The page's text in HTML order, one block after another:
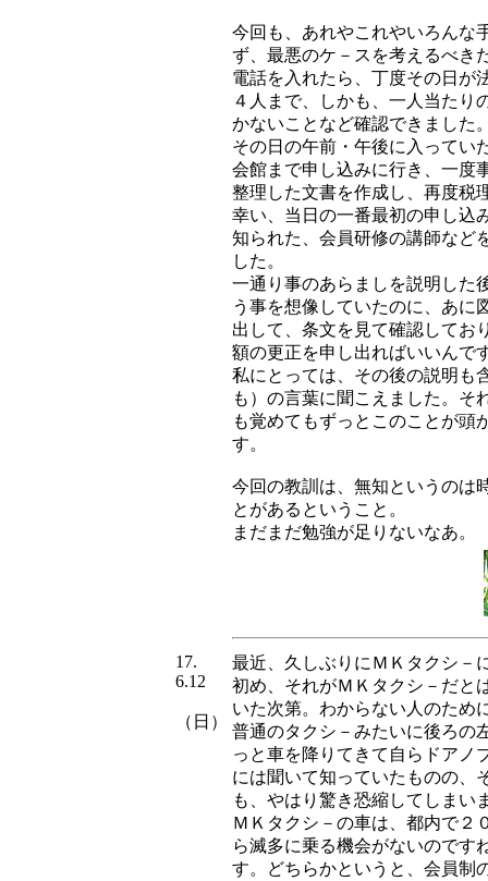
今回も、あれやこれやいろんな
ず、最悪のケ－スを考えるべき
電話を入れたら、丁度その日が
４人まで、しかも、一人当たり
かないことなど確認できました
その日の午前・午後に入ってい
会館まで申し込みに行き、一度
整理した文書を作成し、再度税
幸い、当日の一番最初の申し込
知られた、会員研修の講師など
した。
一通り事のあらましを説明した
う事を想像していたのに、あに
出して、条文を見て確認してお
額の更正を申し出ればいいんで
私にとっては、その後の説明も
も）の言葉に聞こえました。そ
も覚めてもずっとこのことが頭
す。
今回の教訓は、無知というのは
とがあるということ。
まだまだ勉強が足りないなあ。
17.
6.12
（日）
最近、久しぶりにＭＫタクシ－
初め、それがＭＫタクシ－だと
いた次第。わからない人のため
普通のタクシ－みたいに後ろの
っと車を降りてきて自らドアノ
には聞いて知っていたものの、
も、やはり驚き恐縮してしまい
ＭＫタクシ－の車は、都内で２
ら滅多に乗る機会がないのです
す。どちらかというと、会員制